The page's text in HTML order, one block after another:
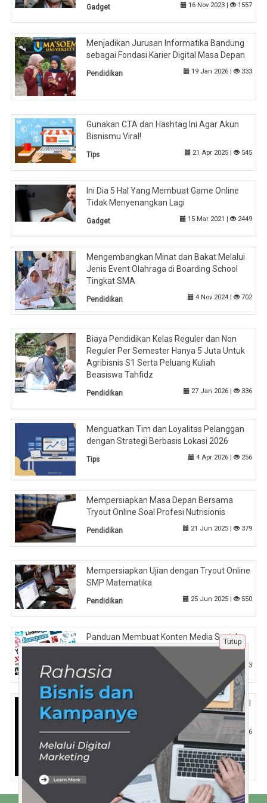
Gadget 16 Nov 2023 | 1557
Menjadikan Jurusan Informatika Bandung
sebagai Fondasi Karier Digital Masa Depan
Pendidikan 19 Jan 2026 | 333
Gunakan CTA dan Hashtag Ini Agar Akun
Bisnismu Viral!
Tips 21 Apr 2025 | 545
Ini Dia 5 Hal Yang Membuat Game Online
Tidak Menyenangkan Lagi
Gadget 15 Mar 2021 | 2449
Mengembangkan Minat dan Bakat Melalui
Jenis Event Olahraga di Boarding School
Tingkat SMA
Pendidikan 4 Nov 2024 | 702
Biaya Pendidikan Kelas Reguler dan Non
Reguler Per Semester Hanya 5 Juta Untuk
Agribisnis S1 Serta Peluang Kuliah
Beasiswa Tahfidz
Pendidikan 27 Jan 2026 | 336
Menguatkan Tim dan Loyalitas Pelanggan
dengan Strategi Berbasis Lokasi 2026
Tips 4 Apr 2026 | 256
Mempersiapkan Masa Depan Bersama
Tryout Online Soal Profesi Nutrisionis
Pendidikan 21 Jun 2025 | 379
Mempersiapkan Ujian dengan Tryout Online
SMP Matematika
Pendidikan 25 Jun 2025 | 550
Panduan Membuat Konten Media Sosial
yang Menarik
Tips 453
Langkah Demi Langkah Menjadi Profesional
di Network Marketing dari Pemula
Tips 396
Tutup